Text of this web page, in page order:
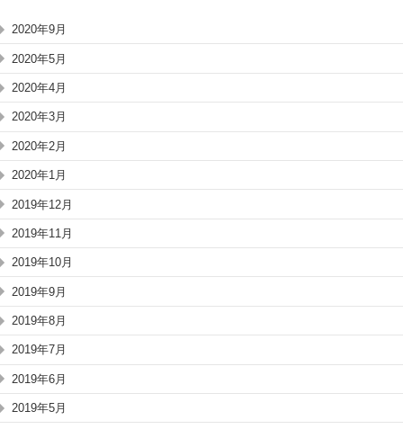
2020年9月
2020年5月
2020年4月
2020年3月
2020年2月
2020年1月
2019年12月
2019年11月
2019年10月
2019年9月
2019年8月
2019年7月
2019年6月
2019年5月